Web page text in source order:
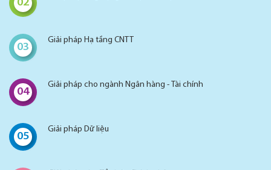
02
03
Giải pháp Hạ tầng CNTT
04
Giải pháp cho ngành Ngân hàng - Tài chính
05
Giải pháp Dữ liệu